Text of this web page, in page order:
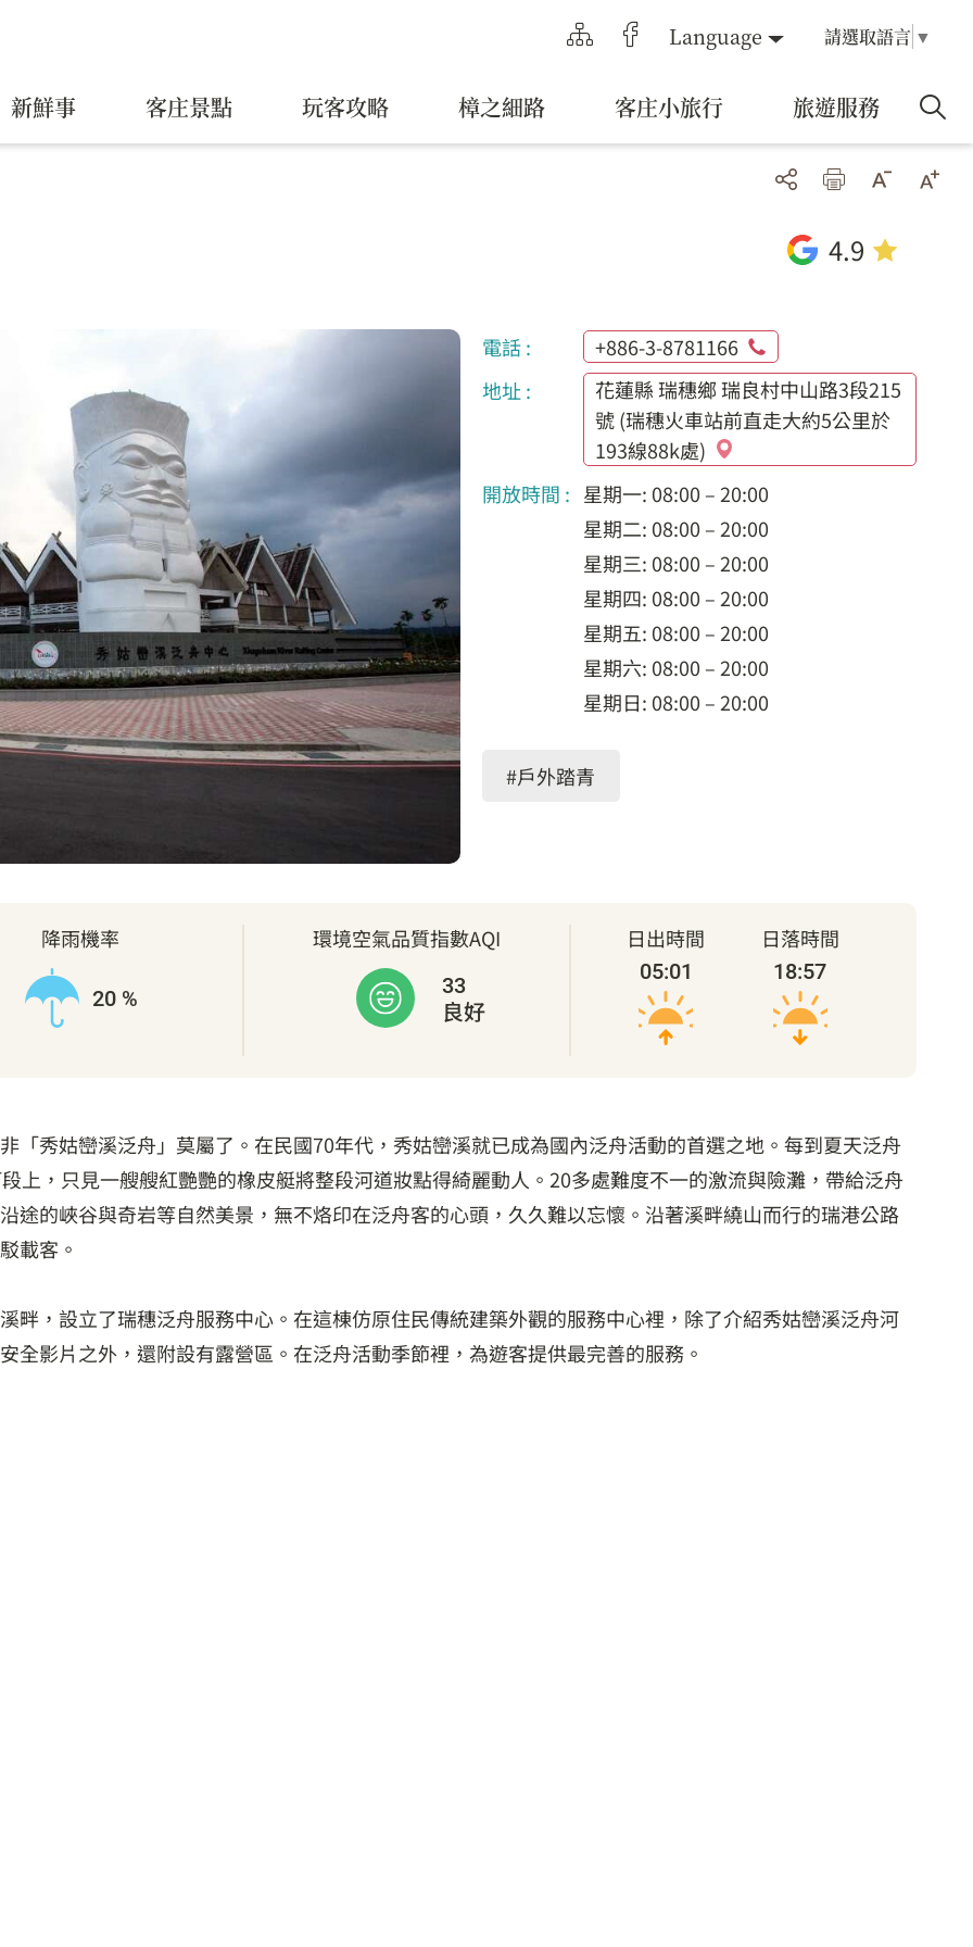
Language 請選取語言 ▼
新鮮事 客庄景點 玩客攻略 樟之細路 客庄小旅行 旅遊服務
4.9
電話 :
+886-3-8781166
地址 :
花蓮縣 瑞穗鄉 瑞良村中山路3段215
號 (瑞穗火車站前直走大約5公里於
193線88k處)
開放時間 : 星期一: 08:00 – 20:00
星期二: 08:00 – 20:00
星期三: 08:00 – 20:00
星期四: 08:00 – 20:00
星期五: 08:00 – 20:00
星期六: 08:00 – 20:00
星期日: 08:00 – 20:00
#戶外踏青
降雨機率
20 %
環境空氣品質指數AQI
33
良好
日出時間
05:01
日落時間
18:57
「秀姑巒溪泛舟」莫屬了。在民國70年代，秀姑巒溪就已成為國內泛舟活動的首選之地。每到夏天泛舟
上，只見一艘艘紅艷艷的橡皮艇將整段河道妝點得綺麗動人。20多處難度不一的激流與險灘，帶給泛舟
途的峽谷與奇岩等自然美景，無不烙印在泛舟客的心頭，久久難以忘懷。沿著溪畔繞山而行的瑞港公路
載客。
畔，設立了瑞穗泛舟服務中心。在這棟仿原住民傳統建築外觀的服務中心裡，除了介紹秀姑巒溪泛舟河
全影片之外，還附設有露營區。在泛舟活動季節裡，為遊客提供最完善的服務。